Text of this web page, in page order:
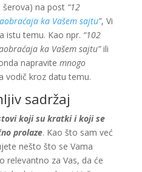
šerova) na post “12
ka Vašem sajtu”, Vi
istu temu. Kao npr. “102
ka Vašem sajtu”ili
napravite mnogo
vodič kroz datu temu.
sadržaj
koji su kratki i koji se
prolaze. Kao što sam već
nešto što se Vama
relevantno za Vas, da će